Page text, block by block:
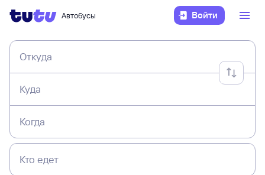
Автобусы Войти
Откуда
Куда
Когда
Кто едет